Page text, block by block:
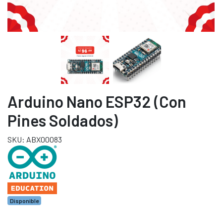
Arduino Nano ESP32 (con
Pines Soldados)
SKU: ABX00083
Disponible